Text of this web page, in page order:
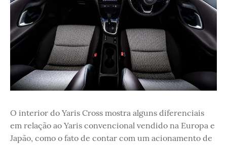
O interior do Yaris Cross mostra alguns diferenciais
em relação ao Yaris convencional vendido na Europa e
Japão, como o fato de contar com um acionamento de